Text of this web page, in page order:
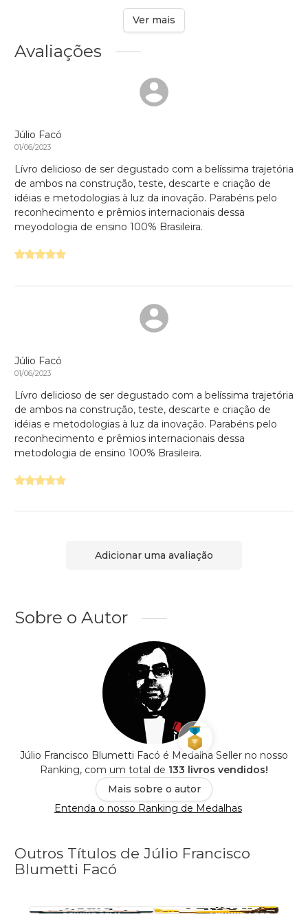
Ver mais
Avaliações
Júlio Facó
01/06/2023
Lívro delicioso de ser degustado com a belíssima trajetória
de ambos na construção, teste, descarte e criação de
idéias e metodologias à luz da inovação. Parabéns pelo
reconhecimento e prêmios internacionais dessa
meyodologia de ensino 100% Brasileira.
Júlio Facó
01/06/2023
Lívro delicioso de ser degustado com a belíssima trajetória
de ambos na construção, teste, descarte e criação de
idéias e metodologias à luz da inovação. Parabéns pelo
reconhecimento e prêmios internacionais dessa
metodologia de ensino 100% Brasileira.
Adicionar uma avaliação
Sobre o Autor
Júlio Francisco Blumetti Facó é Medalha Seller no nosso
Ranking, com um total de 133 livros vendidos!
Mais sobre o autor
Entenda o nosso Ranking de Medalhas
Outros Títulos de Júlio Francisco
Blumetti Facó